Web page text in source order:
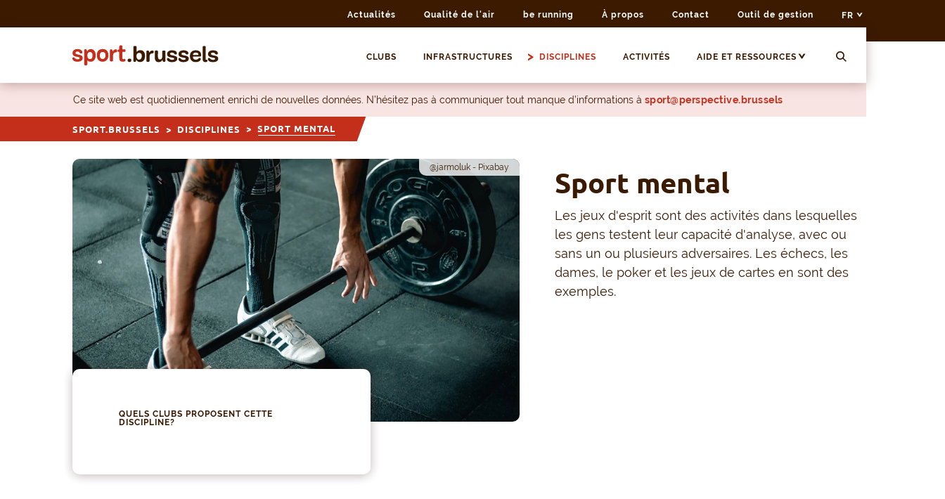
Actualités Qualité de l'air be running À propos Contact Outil de gestion FR
CLUBS INFRASTRUCTURES DISCIPLINES ACTIVITÉS AIDE ET RESSOURCES
Ce site web est quotidiennement enrichi de nouvelles données. N’hésitez pas à communiquer tout manque d’informations à sport@perspective.brussels
SPORT.BRUSSELS DISCIPLINES SPORT MENTAL
@jarmoluk - Pixabay
QUELS CLUBS PROPOSENT CETTE
DISCIPLINE?
Sport mental
Les jeux d'esprit sont des activités dans lesquelles
les gens testent leur capacité d'analyse, avec ou
sans un ou plusieurs adversaires. Les échecs, les
dames, le poker et les jeux de cartes en sont des
exemples.